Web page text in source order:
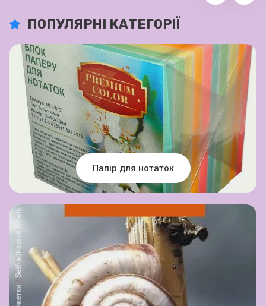
ПОПУЛЯРНІ КАТЕГОРІЇ
Папір для нотаток